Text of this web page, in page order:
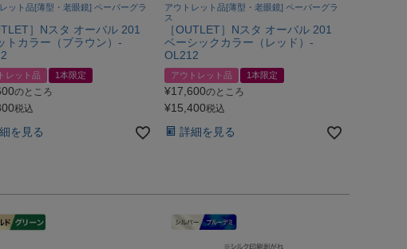
ット品[薄型・老眼鏡] ペーパーグラ
］Nスタ オーバル 201
トカラー（ブラウン）-
レット品 1本限定
のところ
税込
を見る
アウトレット品[薄型・老眼鏡] ペーパーグラ
ス
［OUTLET］Nスタ オーバル 201
ベーシックカラー（レッド）-
OL212
アウトレット品 1本限定
¥17,600のところ
¥15,400税込
詳細を見る